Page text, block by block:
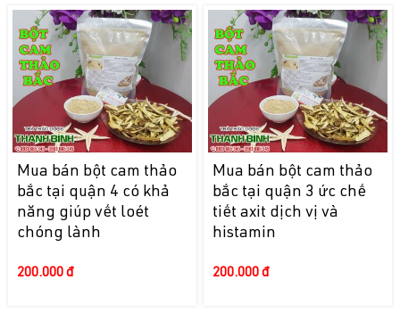
Mua bán bột cam thảo
bắc tại quận 4 có khả
năng giúp vết loét
chóng lành
200.000 đ
Mua bán bột cam thảo
bắc tại quận 3 ức chế
tiết axit dịch vị và
histamin
200.000 đ